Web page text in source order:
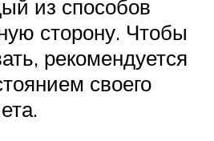
из способов
сторону. Чтобы
рекомендуется
своего